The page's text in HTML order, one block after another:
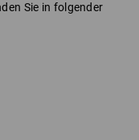
Sie in folgender